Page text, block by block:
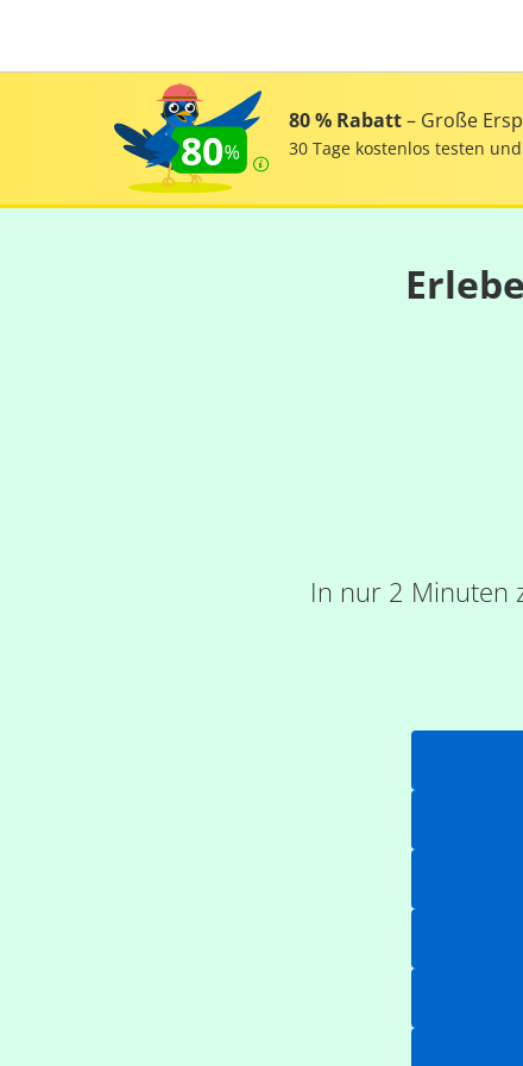
80
80 % Rabatt– Große
30 Tage kostenlos testen
In nur 2 Minuten